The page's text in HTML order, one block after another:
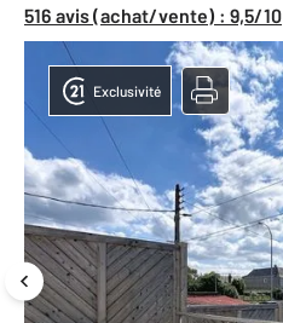
516 avis (achat/vente) : 9,5/10
Exclusivité